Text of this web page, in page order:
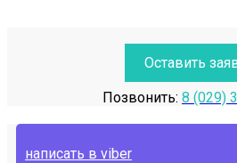
Оставить
Позвонить: 8 (029)
написать в viber